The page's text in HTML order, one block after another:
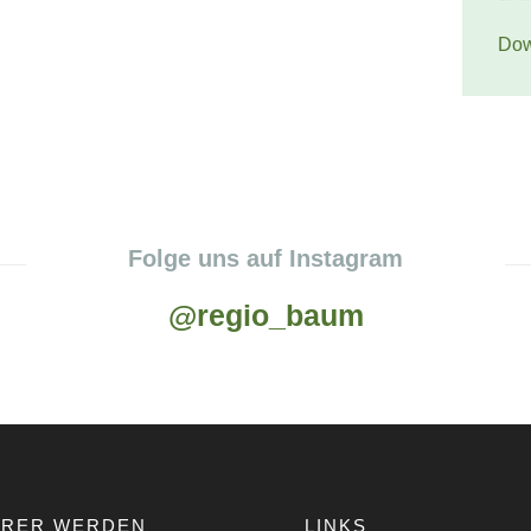
Folge uns auf Instagram
@regio_baum
WERDEN LINKS